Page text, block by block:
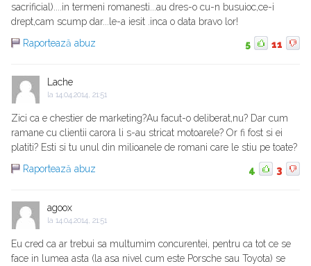
sacrificial)....in termeni romanesti...au dres-o cu-n busuioc,ce-i
drept,cam scump dar...le-a iesit .inca o data bravo lor!
Raportează abuz
5 11
Lache
la 14.04.2014, 21:51
Zici ca e chestier de marketing?Au facut-o deliberat,nu? Dar cum
ramane cu clientii carora li s-au stricat motoarele? Or fi fost si ei
platiti? Esti si tu unul din milioanele de romani care le stiu pe toate?
Raportează abuz
4 3
agoox
la 14.04.2014, 21:51
Eu cred ca ar trebui sa multumim concurentei, pentru ca tot ce se
face in lumea asta (la asa nivel cum este Porsche sau Toyota) se